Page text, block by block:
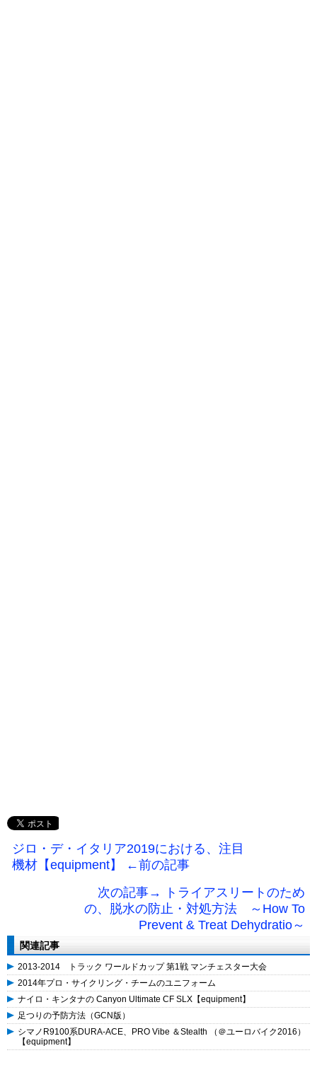
ジロ・デ・イタリア2019における、注目
機材【equipment】 ←前の記事
次の記事→ トライアスリートのため
の、脱水の防止・対処方法 ～How To
Prevent & Treat Dehydratio～
関連記事
2013-2014 トラック ワールドカップ 第1戦 マンチェスター大会
2014年プロ・サイクリング・チームのユニフォーム
ナイロ・キンタナの Canyon Ultimate CF SLX【equipment】
足つりの予防方法（GCN版）
シマノR9100系DURA-ACE、PRO Vibe ＆Stealth （＠ユーロバイク2016）
【equipment】